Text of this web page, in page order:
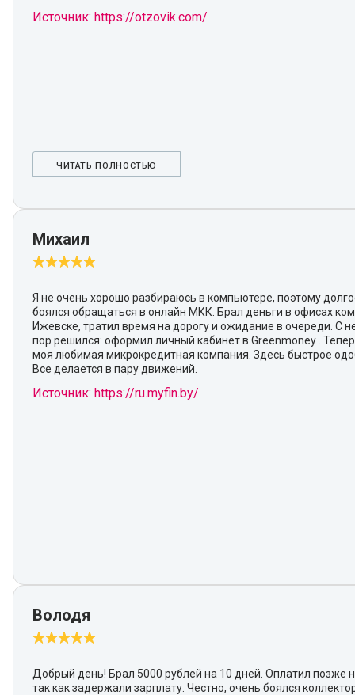
Источник: https://otzovik.com/
ЧИТАТЬ ПОЛНОСТЬЮ
Михаил
Я не очень хорошо разбираюсь в компьютере, поэтому
боялся обращаться в онлайн МКК. Брал деньги в офисах
Ижевске, тратил время на дорогу и ожидание в очереди. С
пор решился: оформил личный кабинет в Greenmoney .
моя любимая микрокредитная компания. Здесь быстрое
Все делается в пару движений.
Источник: https://ru.myfin.by/
Володя
Добрый день! Брал 5000 рублей на 10 дней. Оплатил позже
так как задержали зарплату. Честно, очень боялся